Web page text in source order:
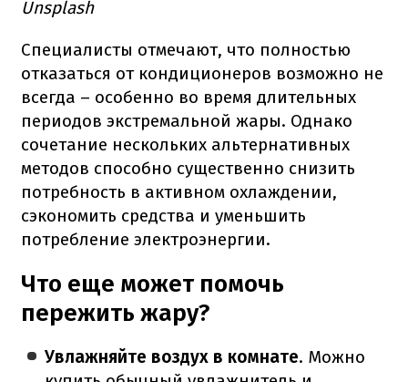
Unsplash
Специалисты отмечают, что полностью
отказаться от кондиционеров возможно не
всегда – особенно во время длительных
периодов экстремальной жары. Однако
сочетание нескольких альтернативных
методов способно существенно снизить
потребность в активном охлаждении,
сэкономить средства и уменьшить
потребление электроэнергии.
Что еще может помочь
пережить жару?
Увлажняйте воздух в комнате. Можно